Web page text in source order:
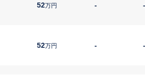
52万円 - -
52万円 - -